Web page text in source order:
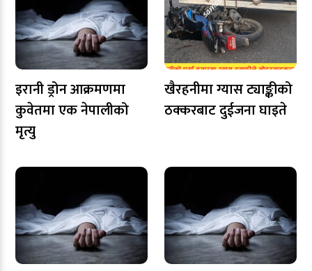
इरानी ड्रोन आक्रमणमा
कुवेतमा एक नेपालीको
मृत्यु
खैरहनीमा ग्यास ट्याङ्कीको
ठक्करबाट दुईजना घाइते